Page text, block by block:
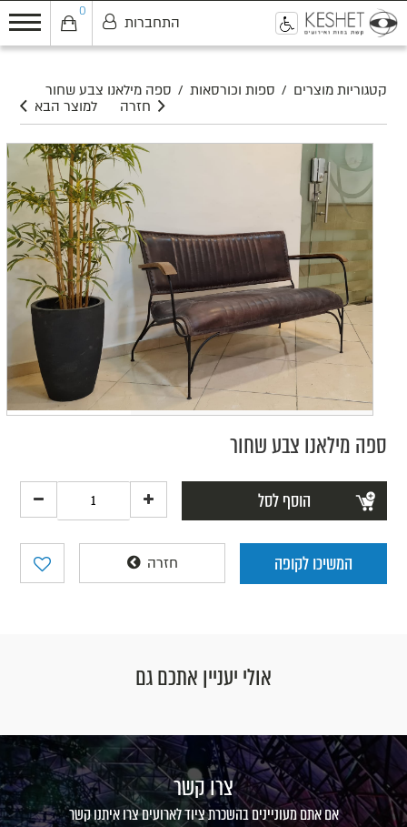
0
התחברות
קטגוריות מוצרים / ספות וכורסאות / ספה מילאנו צבע שחור
למוצר הבא
חזרה
ספה מילאנו צבע שחור
הוסף לסל
המשיכו לקופה חזרה
אולי יעניין אתכם גם
צרו קשר
אם אתם מעוניינים בהשכרת ציוד לארועים צרו איתנו קשר